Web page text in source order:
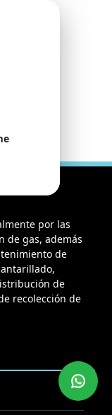
por las
de gas, además
de
de
recolección de